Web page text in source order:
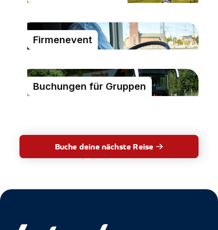
Firmenevent
Buchungen für Gruppen
Buche deine nächste Reise